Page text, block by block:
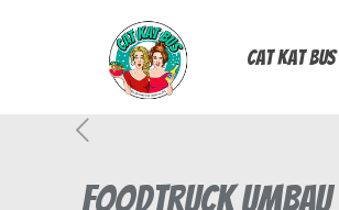
Cat Kat Bus
Foodtruck Umbau